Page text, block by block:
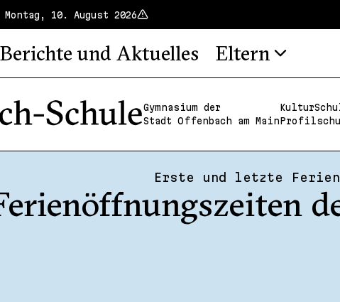
10. August 2026
Berichte und Aktuelles Eltern
Gymnasium der
Stadt Offenbach am Main
Erste und letzte